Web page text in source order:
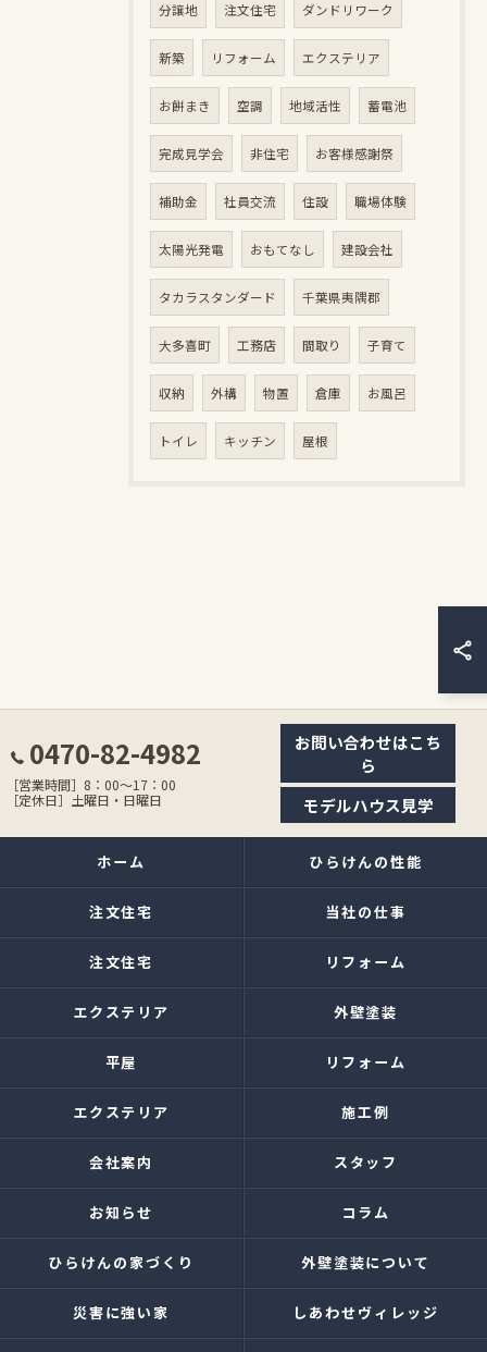
分譲地 注文住宅 ダンドリワーク
新築 リフォーム エクステリア
お餅まき 空調 地域活性 蓄電池
完成見学会 非住宅 お客様感謝祭
補助金 社員交流 住設 職場体験
太陽光発電 おもてなし 建設会社
タカラスタンダード 千葉県夷隅郡
大多喜町 工務店 間取り 子育て
収納 外構 物置 倉庫 お風呂
トイレ キッチン 屋根
0470-82-4982
［営業時間］8：00〜17：00
［定休日］土曜日・日曜日
お問い合わせはこち
ら
モデルハウス見学
ホーム ひらけんの性能
注文住宅 当社の仕事
注文住宅 リフォーム
エクステリア 外壁塗装
平屋 リフォーム
エクステリア 施工例
会社案内 スタッフ
お知らせ コラム
ひらけんの家づくり 外壁塗装について
災害に強い家 しあわせヴィレッジ